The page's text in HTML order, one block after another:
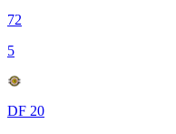
72
5
DF 20